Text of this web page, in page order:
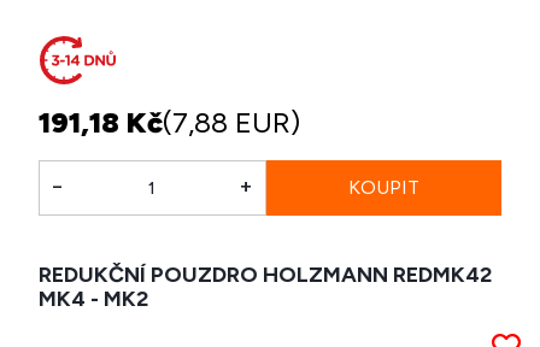
191,18 Kč(7,88 EUR)
- +
REDUKČNÍ POUZDRO HOLZMANN REDMK42
MK4 - MK2